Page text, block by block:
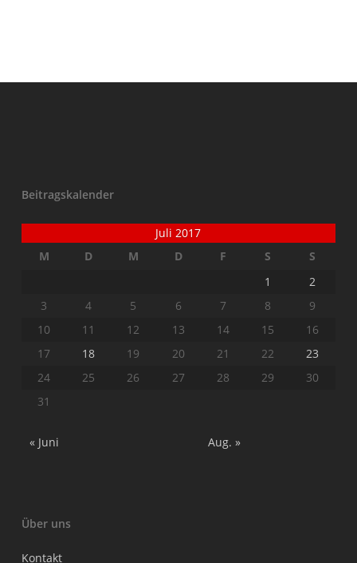
Beitragskalender
Juli 2017
M
D M D F S
S
1
2
3
4 5 6 7 8
9
10
11 12 13 14 15
16
17
18 19 20 21 22
23
24
25 26 27 28 29
30
31
« Juni Aug. »
Über uns
Kontakt